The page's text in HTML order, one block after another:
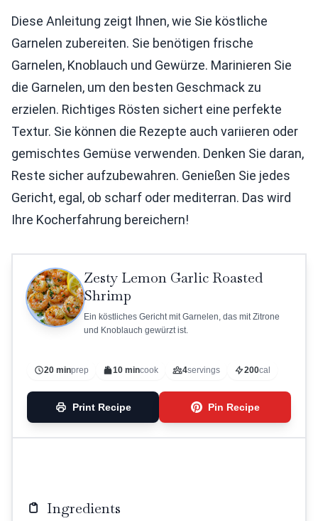
Diese Anleitung zeigt Ihnen, wie Sie köstliche
Garnelen zubereiten. Sie benötigen frische
Garnelen, Knoblauch und Gewürze. Marinieren Sie
die Garnelen, um den besten Geschmack zu
erzielen. Richtiges Rösten sichert eine perfekte
Textur. Sie können die Rezepte auch variieren oder
gemischtes Gemüse verwenden. Denken Sie daran,
Reste sicher aufzubewahren. Genießen Sie jedes
Gericht, egal, ob scharf oder mediterran. Das wird
Ihre Kocherfahrung bereichern!
Zesty Lemon Garlic Roasted
Shrimp
Ein köstliches Gericht mit Garnelen, das mit Zitrone
und Knoblauch gewürzt ist.
20 minprep 10 mincook 4servings 200cal
Print Recipe Pin Recipe
Ingredients